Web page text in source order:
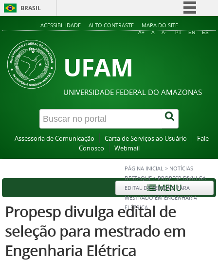
BRASIL
Simplifique!
Acesso à informação
ACESSIBILIDADE ALTO CONTRASTE MAPA DO SITE
A+ A A- PT EN ES
UFAM
UNIVERSIDADE FEDERAL DO AMAZONAS
Assessoria de Comunicação Carta de Serviços ao Usuário
Fale
Conosco
Webmail
PÁGINA INICIAL > NOTÍCIAS
DESTAQUE >PROPESP DIVULGA
EDITAL DE SELEÇÃO PARA
MESTRADO EM ENGENHARIA
ELÉTRICA
MENU
Propesp divulga edital de
seleção para mestrado em
Engenharia Elétrica